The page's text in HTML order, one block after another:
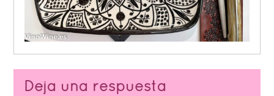
Deja una respuesta